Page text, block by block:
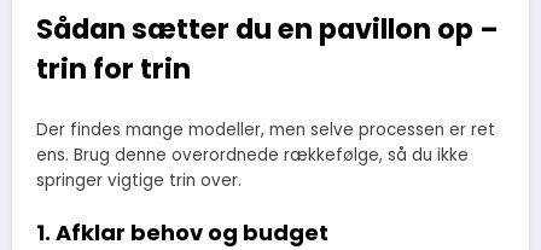
Sådan sætter du en pavillon op –
trin for trin
Der findes mange modeller, men selve processen er ret
ens. Brug denne overordnede rækkefølge, så du ikke
springer vigtige trin over.
1. Afklar behov og budget